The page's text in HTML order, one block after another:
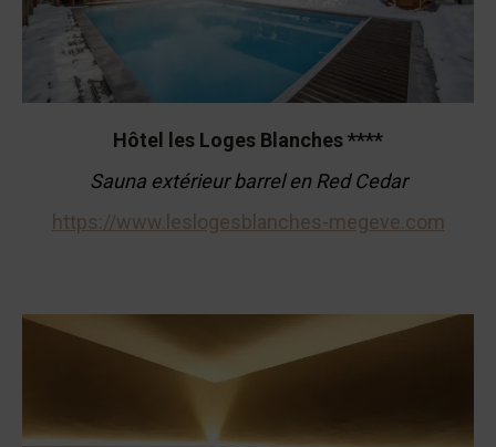
Hôtel les Loges Blanches ****
Sauna extérieur barrel en Red Cedar
https://www.leslogesblanches-megeve.com